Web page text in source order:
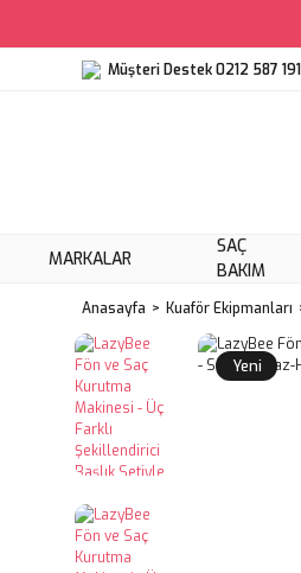
Müşteri Destek 0212 587
MARKALAR
SAÇ
BAKIM
Anasayfa Kuaför Ekipmanları
Yeni